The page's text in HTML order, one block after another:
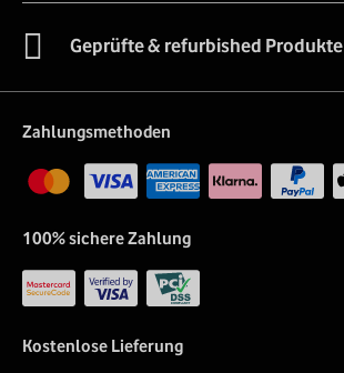
Geprüfte & refurbished Produkte
Zahlungsmethoden
100% sichere Zahlung
Kostenlose Lieferung